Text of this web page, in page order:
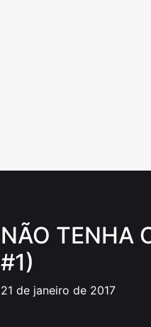
NÃO TENHA
#1)
21 de janeiro de 2017